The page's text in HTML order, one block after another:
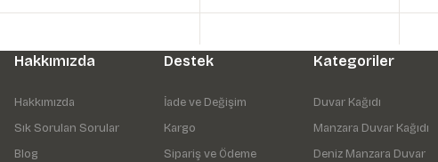
Hakkımızda
Hakkımızda
Sık Sorulan Sorular
Blog
Destek
İade ve Değişim
Kargo
Sipariş ve Ödeme
Kategoriler
Duvar Kağıdı
Manzara Duvar Kağıdı
Deniz Manzara Duvar